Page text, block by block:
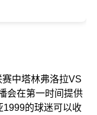
中塔林弗洛拉VS
会在第一时间提供
1999的球迷可以收